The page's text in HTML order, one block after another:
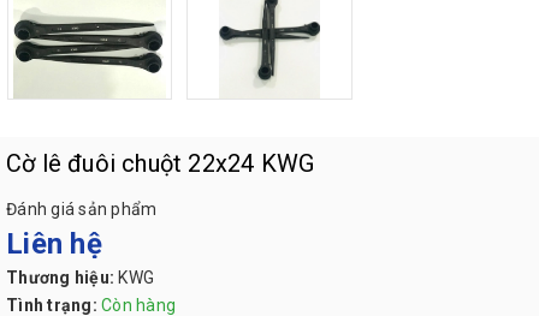
Cờ lê đuôi chuột 22x24 KWG
Đánh giá sản phẩm
Liên hệ
Thương hiệu: KWG
Tình trạng: Còn hàng